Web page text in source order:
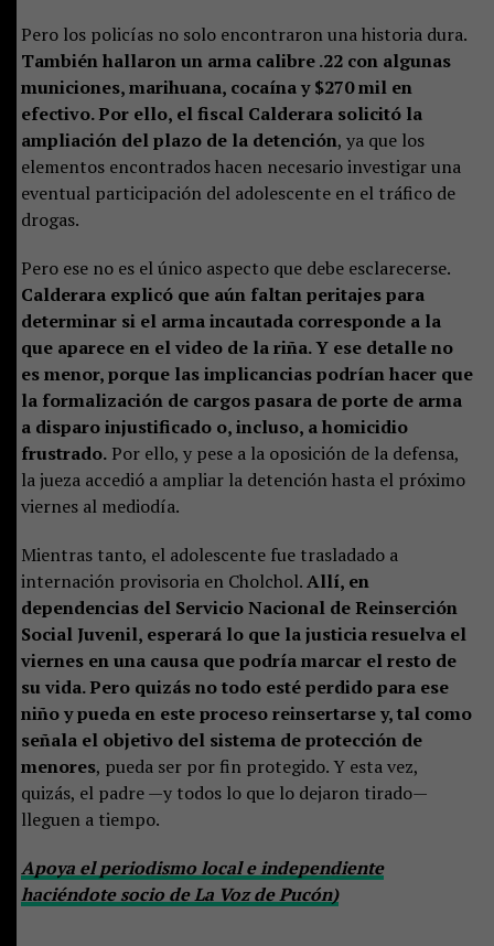
Pero los policías no solo encontraron una historia dura.
También hallaron un arma calibre .22 con algunas
municiones, marihuana, cocaína y $270 mil en
efectivo. Por ello, el fiscal Calderara solicitó la
ampliación del plazo de la detención, ya que los
elementos encontrados hacen necesario investigar una
eventual participación del adolescente en el tráfico de
drogas.
Pero ese no es el único aspecto que debe esclarecerse.
Calderara explicó que aún faltan peritajes para
determinar si el arma incautada corresponde a la
que aparece en el video de la riña. Y ese detalle no
es menor, porque las implicancias podrían hacer que
la formalización de cargos pasara de porte de arma
a disparo injustificado o, incluso, a homicidio
frustrado.Por ello, y pese a la oposición de la defensa,
la jueza accedió a ampliar la detención hasta el próximo
viernes al mediodía.
Mientras tanto, el adolescente fue trasladado a
internación provisoria en Cholchol.Allí, en
dependencias del Servicio Nacional de Reinserción
Social Juvenil, esperará lo que la justicia resuelva el
viernes en una causa que podría marcar el resto de
su vida. Pero quizás no todo esté perdido para ese
niño y pueda en este proceso reinsertarse y, tal como
señala el objetivo del sistema de protección de
menores, pueda ser por fin protegido. Y esta vez,
quizás, el padre —y todos lo que lo dejaron tirado—
lleguen a tiempo.
Apoya el periodismo local e independiente
haciéndote socio de La Voz de Pucón)